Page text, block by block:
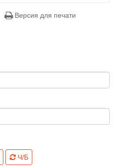
Версия для печати
Ч/Б